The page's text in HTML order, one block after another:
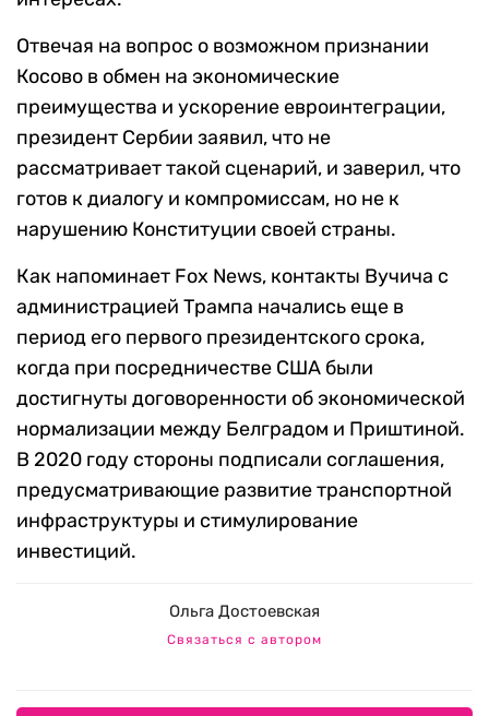
Отвечая на вопрос о возможном признании
Косово в обмен на экономические
преимущества и ускорение евроинтеграции,
президент Сербии заявил, что не
рассматривает такой сценарий, и заверил, что
готов к диалогу и компромиссам, но не к
нарушению Конституции своей страны.
Как напоминает Fox News, контакты Вучича с
администрацией Трампа начались еще в
период его первого президентского срока,
когда при посредничестве США были
достигнуты договоренности об экономической
нормализации между Белградом и Приштиной.
В 2020 году стороны подписали соглашения,
предусматривающие развитие транспортной
инфраструктуры и стимулирование
инвестиций.
Ольга Достоевская
Связаться с автором